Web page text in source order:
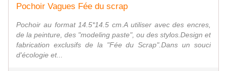
Pochoir Vagues Fée du scrap
Pochoir au format 14.5*14.5 cm.A utiliser avec des encres,
de la peinture, des "modeling paste", ou des stylos.Design et
fabrication exclusifs de la "Fée du Scrap".Dans un souci
d'écologie et...